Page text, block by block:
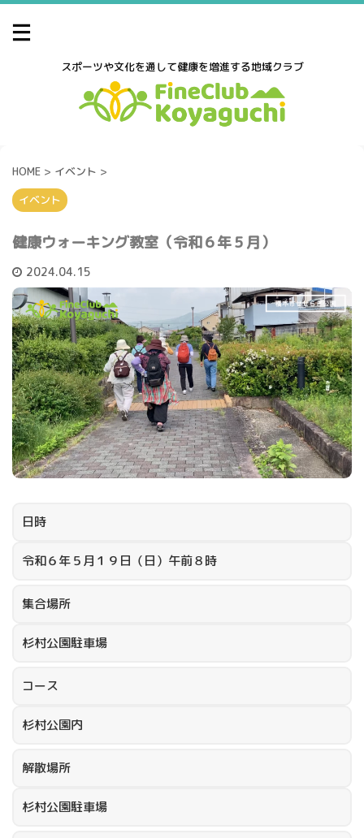
スポーツや文化を通して健康を増進する地域クラブ
HOME > イベント >
イベント
健康ウォーキング教室（令和６年５月）
2024.04.15
日時
令和６年５月１９日（日）午前８時
集合場所
杉村公園駐車場
コース
杉村公園内
解散場所
杉村公園駐車場